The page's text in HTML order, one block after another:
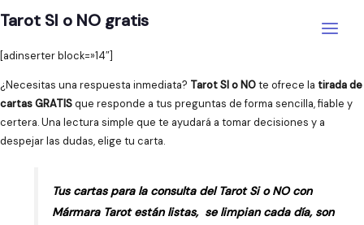
al
Tarot SI o NO gratis
[adinserter block=»14″]
¿Necesitas una respuesta inmediata? Tarot SI o NOte ofrece la tirada de
cartas GRATISque responde a tus preguntas de forma sencilla, fiable y
certera. Una lectura simple que te ayudará a tomar decisiones y a
despejar las dudas, elige tu carta.
Tus cartas para la consulta del Tarot Si o NO con
Mármara Tarot están listas, se limpian cada día, son